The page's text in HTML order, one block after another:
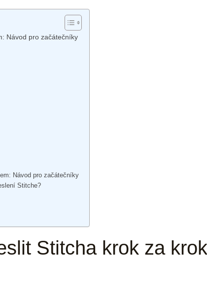
Návod pro začátečníky
Návod pro začátečníky
Stitche?
Stitcha krok za